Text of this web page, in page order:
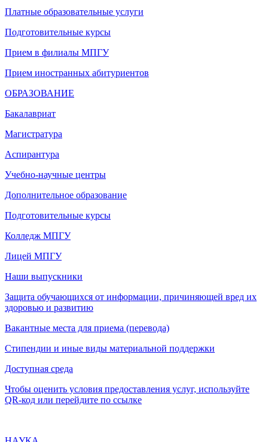
Платные образовательные услуги
Подготовительные курсы
Прием в филиалы МПГУ
Прием иностранных абитуриентов
ОБРАЗОВАНИЕ
Бакалавриат
Магистратура
Аспирантура
Учебно-научные центры
Дополнительное образование
Подготовительные курсы
Колледж МПГУ
Лицей МПГУ
Наши выпускники
Защита обучающихся от информации, причиняющей вред их
здоровью и развитию
Вакантные места для приема (перевода)
Стипендии и иные виды материальной поддержки
Доступная среда
Чтобы оценить условия предоставления услуг, используйте
QR-код или перейдите по ссылке